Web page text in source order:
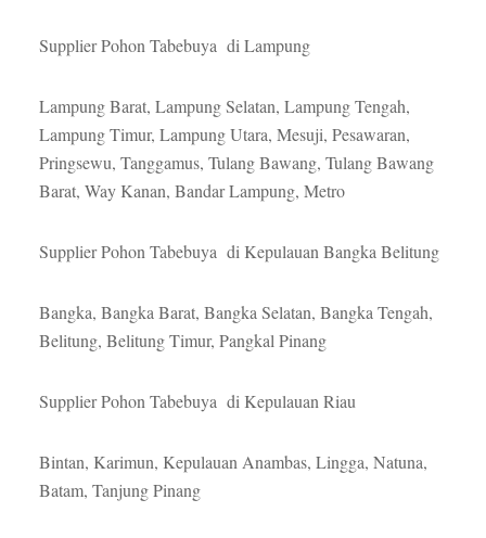
Supplier Pohon Tabebuya di Lampung
Lampung Barat, Lampung Selatan, Lampung Tengah,
Lampung Timur, Lampung Utara, Mesuji, Pesawaran,
Pringsewu, Tanggamus, Tulang Bawang, Tulang Bawang
Barat, Way Kanan, Bandar Lampung, Metro
Supplier Pohon Tabebuya di Kepulauan Bangka Belitung
Bangka, Bangka Barat, Bangka Selatan, Bangka Tengah,
Belitung, Belitung Timur, Pangkal Pinang
Supplier Pohon Tabebuya di Kepulauan Riau
Bintan, Karimun, Kepulauan Anambas, Lingga, Natuna,
Batam, Tanjung Pinang